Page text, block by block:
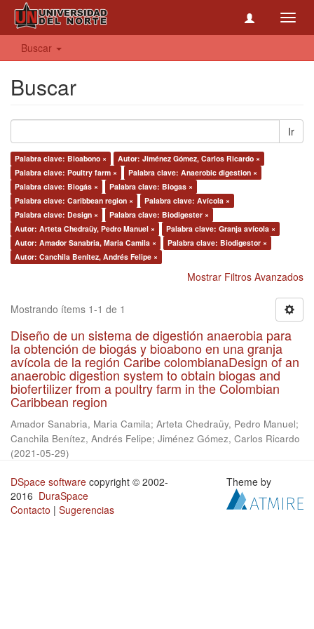
Buscar
Buscar
Ir
Palabra clave: Bioabono ×
Autor: Jiménez Gómez, Carlos Ricardo ×
Palabra clave: Poultry farm ×
Palabra clave: Anaerobic digestion ×
Palabra clave: Biogás ×
Palabra clave: Biogas ×
Palabra clave: Caribbean region ×
Palabra clave: Avícola ×
Palabra clave: Design ×
Palabra clave: Biodigester ×
Autor: Arteta Chedraüy, Pedro Manuel ×
Palabra clave: Granja avícola ×
Autor: Amador Sanabria, Maria Camila ×
Palabra clave: Biodigestor ×
Autor: Canchila Benítez, Andrés Felipe ×
Mostrar Filtros Avanzados
Mostrando ítems 1-1 de 1
Diseño de un sistema de digestión anaerobia para
la obtención de biogás y bioabono en una granja
avícola de la región Caribe colombianaDesign of an
anaerobic digestion system to obtain biogas and
biofertilizer from a poultry farm in the Colombian
Caribbean region
Amador Sanabria, Maria Camila; Arteta Chedraüy, Pedro Manuel;
Canchila Benítez, Andrés Felipe; Jiménez Gómez, Carlos Ricardo
(2021-05-29)
DSpace software copyright © 2002-
2016 DuraSpace
Contacto | Sugerencias
Theme by